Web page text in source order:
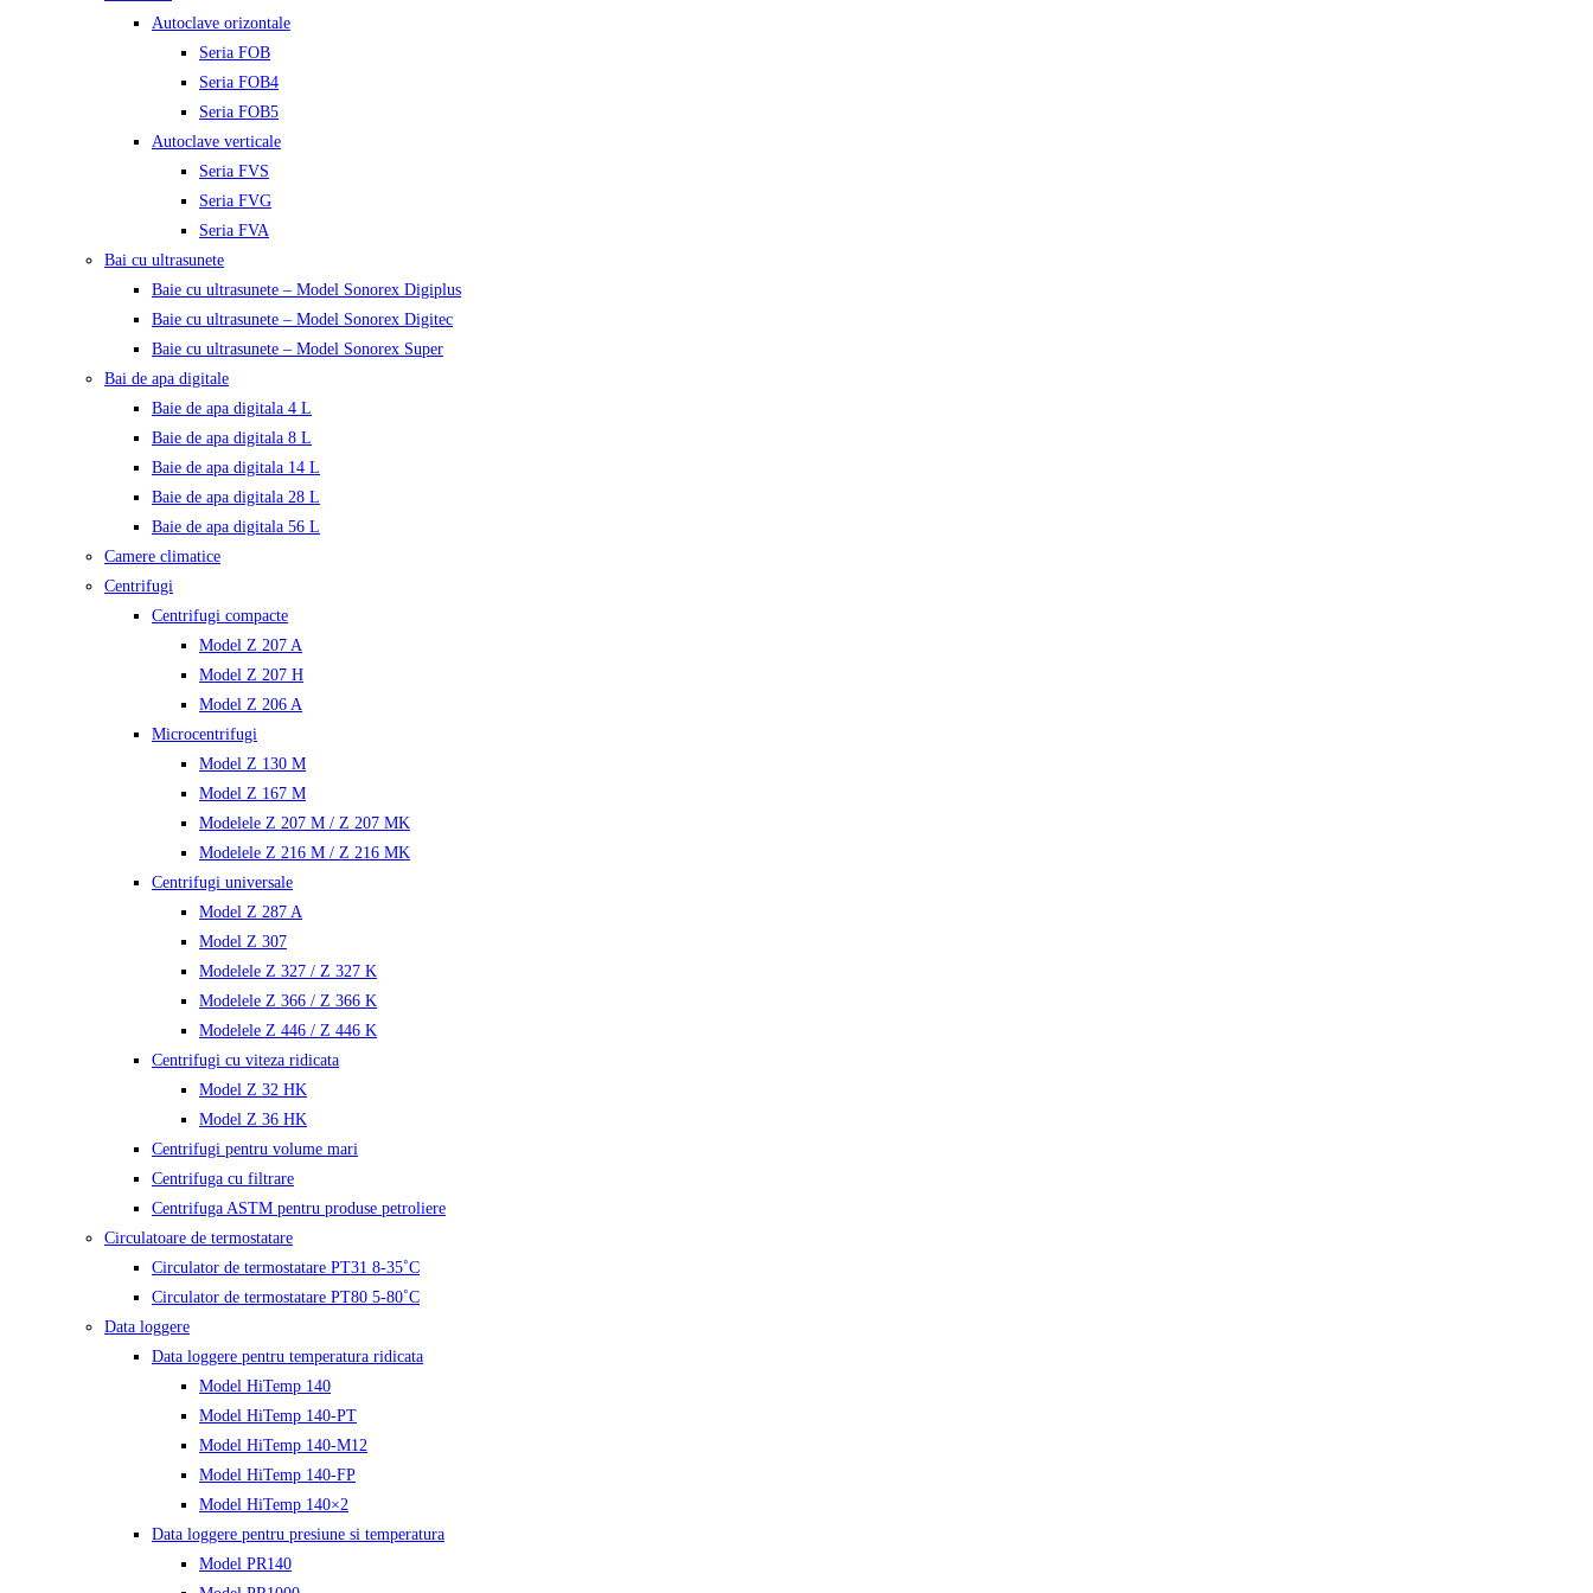
Autoclave orizontale
Seria FOB
Seria FOB4
Seria FOB5
Autoclave verticale
Seria FVS
Seria FVG
Seria FVA
Bai cu ultrasunete
Baie cu ultrasunete – Model Sonorex Digiplus
Baie cu ultrasunete – Model Sonorex Digitec
Baie cu ultrasunete – Model Sonorex Super
Bai de apa digitale
Baie de apa digitala 4 L
Baie de apa digitala 8 L
Baie de apa digitala 14 L
Baie de apa digitala 28 L
Baie de apa digitala 56 L
Camere climatice
Centrifugi
Centrifugi compacte
Model Z 207 A
Model Z 207 H
Model Z 206 A
Microcentrifugi
Model Z 130 M
Model Z 167 M
Modelele Z 207 M / Z 207 MK
Modelele Z 216 M / Z 216 MK
Centrifugi universale
Model Z 287 A
Model Z 307
Modelele Z 327 / Z 327 K
Modelele Z 366 / Z 366 K
Modelele Z 446 / Z 446 K
Centrifugi cu viteza ridicata
Model Z 32 HK
Model Z 36 HK
Centrifugi pentru volume mari
Centrifuga cu filtrare
Centrifuga ASTM pentru produse petroliere
Circulatoare de termostatare
Circulator de termostatare PT31 8-35˚C
Circulator de termostatare PT80 5-80˚C
Data loggere
Data loggere pentru temperatura ridicata
Model HiTemp 140
Model HiTemp 140-PT
Model HiTemp 140-M12
Model HiTemp 140-FP
Model HiTemp 140×2
Data loggere pentru presiune si temperatura
Model PR140